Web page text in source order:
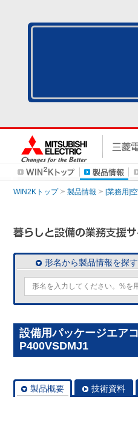
WIN2Kトップ 製品情報 [業務用]
形名から製品情報を探す
設備用パッケージエア
P400VSDMJ1
製品概要 技術資料